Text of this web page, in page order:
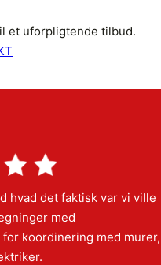
et uforpligtende tilbud.
hvad det faktisk var vi ville
med
koordinering med murer,